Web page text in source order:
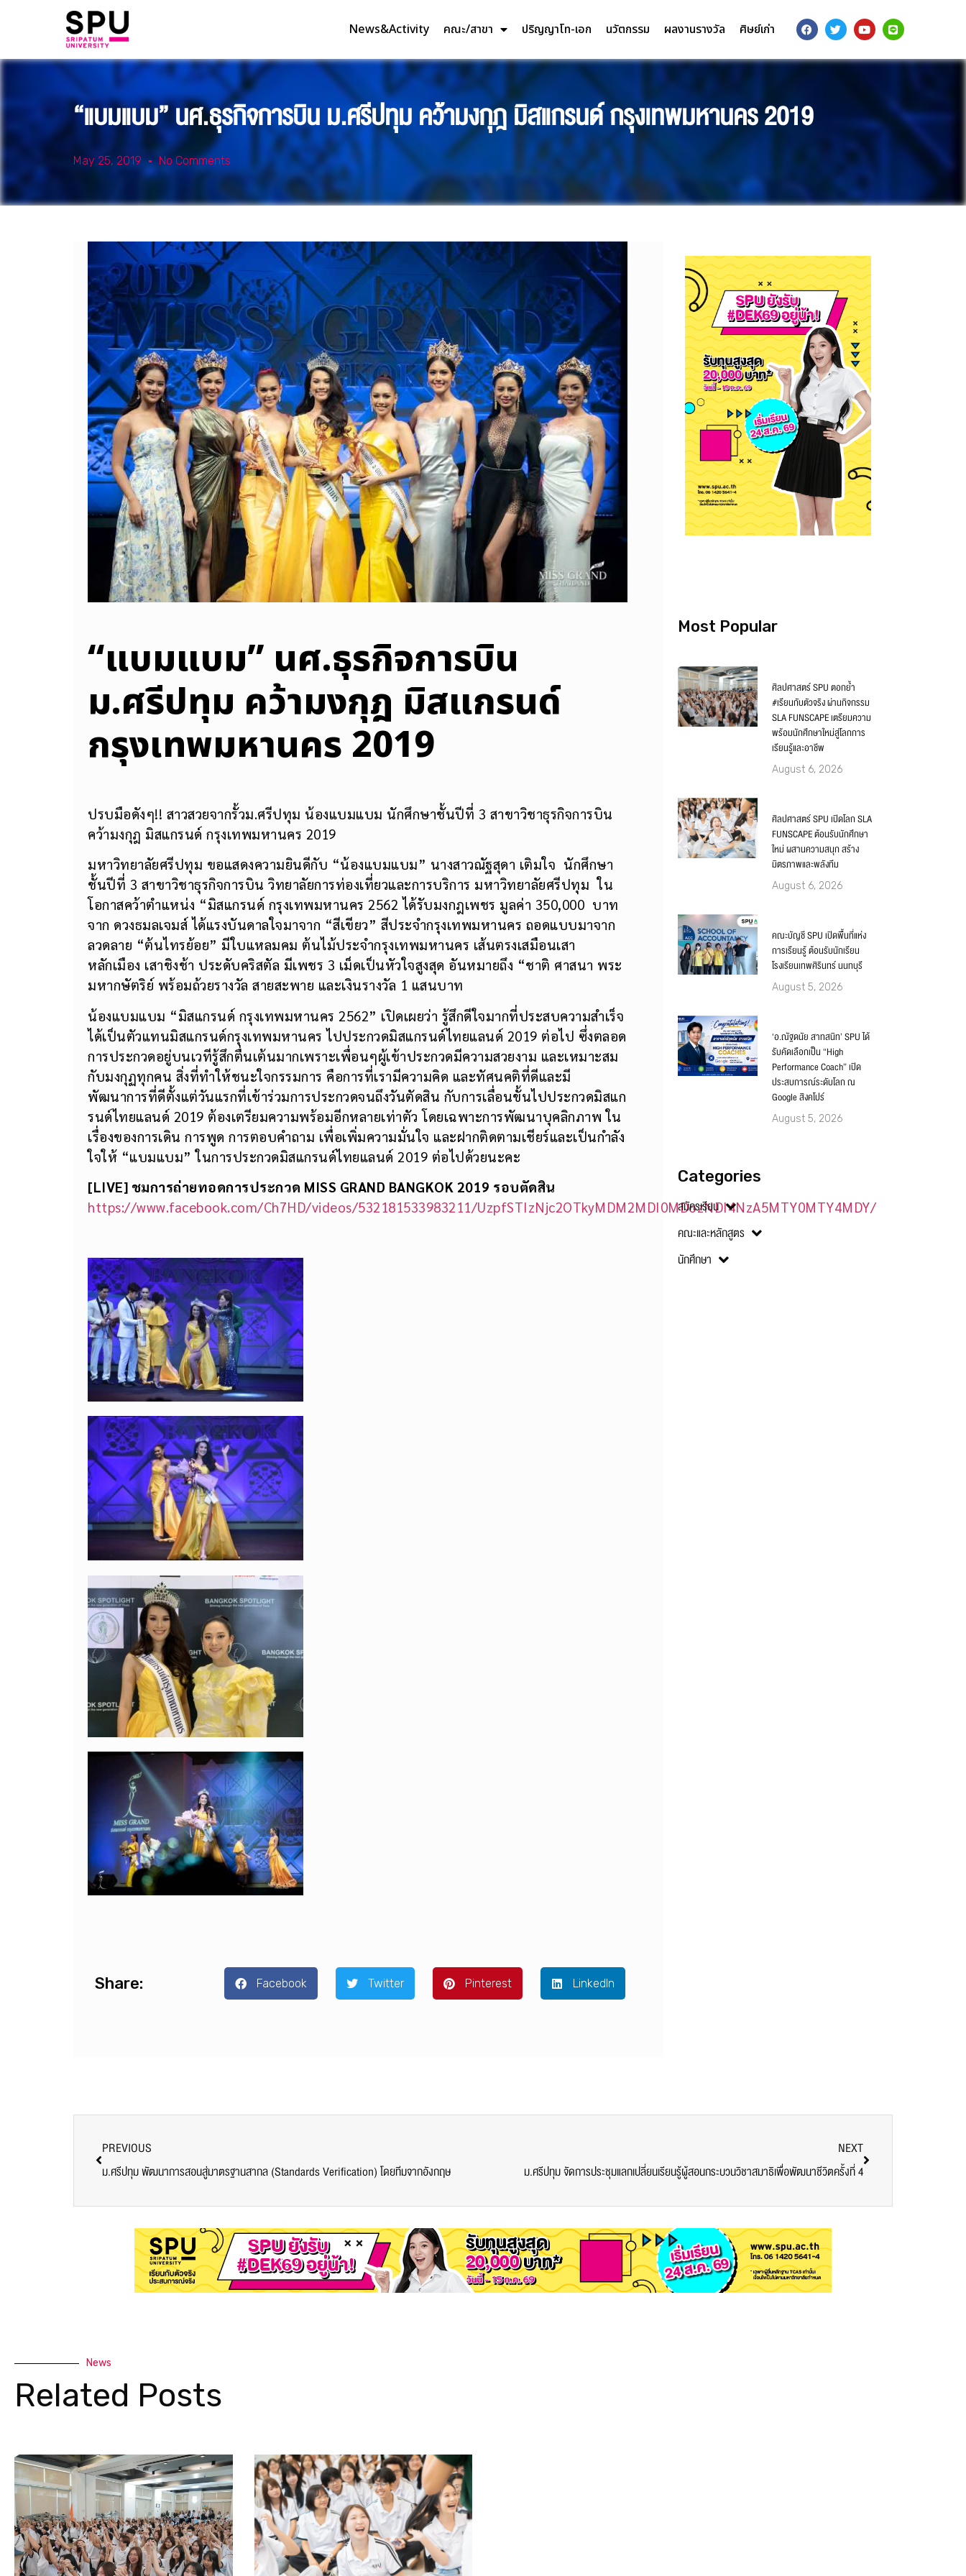
News&Activity คณะ/สาขา ปริญญาโท-เอก นวัตกรรม ผลงานรางวัล ศิษย์เก่า
“แบมแบม” นศ.ธุรกิจการบิน ม.ศรีปทุม คว้ามงกุฎ มิสแกรนด์ กรุงเทพมหานคร 2019
May 25, 2019 No Comments
“แบมแบม” นศ.ธุรกิจการบิน
ม.ศรีปทุม คว้ามงกุฎ มิสแกรนด์
กรุงเทพมหานคร 2019
ปรบมือดังๆ!! สาวสวยจากรั้วม.ศรีปทุม น้องแบมแบม นักศึกษาชั้นปีที่ 3 สาขาวิชาธุรกิจการบิน
คว้ามงกุฎ มิสแกรนด์ กรุงเทพมหานคร 2019
มหาวิทยาลัยศรีปทุม ขอแสดงความยินดีกับ “น้องแบมแบม” นางสาวณัฐสุดา เติมใจ นักศึกษา
ชั้นปีที่ 3 สาขาวิชาธุรกิจการบิน วิทยาลัยการท่องเที่ยวและการบริการ มหาวิทยาลัยศรีปทุม ใน
โอกาสคว้าตำแหน่ง “มิสแกรนด์ กรุงเทพมหานคร 2562 ได้รับมงกฎเพชร มูลค่า 350,000 บาท
จาก ดวงธมลเจมส์ ได้แรงบันดาลใจมาจาก “สีเขียว” สีประจำกรุงเทพมหานคร ถอดแบบมาจาก
ลวดลาย “ต้นไทรย้อย” มีใบแหลมคม ต้นไม้ประจำกรุงเทพมหานคร เส้นตรงเสมือนเสา
หลักเมือง เสาชิงช้า ประดับคริสตัล มีเพชร 3 เม็ดเป็นหัวใจสูงสุด อันหมายถึง “ชาติ ศาสนา พระ
มหากษัตริย์ พร้อมถ้วยรางวัล สายสะพาย และเงินรางวัล 1 แสนบาท
น้องแบมแบม “มิสแกรนด์ กรุงเทพมหานคร 2562” เปิดเผยว่า รู้สึกดีใจมากที่ประสบความสำเร็จ
ได้เป็นตัวแทนมิสแกรนด์กรุงเทพมหานคร ไปประกวดมิสแกรนด์ไทยแลนด์ 2019 ต่อไป ซึ่งตลอด
การประกวดอยู่บนเวทีรู้สึกตื่นเต้นมากเพราะเพื่อนๆผู้เข้าประกวดมีความสวยงาม และเหมาะสม
กับมงกุฏทุกคน สิ่งที่ทำให้ชนะใจกรรมการ คือการที่เรามีความคิด และทัศนคติที่ดีและมี
พัฒนาการที่ดีตั้งแต่วันแรกที่เข้าร่วมการประกวดจนถึงวันตัดสิน กับการเลื่อนขั้นไปประกวดมิสแก
รนด์ไทยแลนด์ 2019 ต้องเตรียมความพร้อมอีกหลายเท่าตัว โดยเฉพาะการพัฒนาบุคลิกภาพ ใน
เรื่องของการเดิน การพูด การตอบคำถาม เพื่อเพิ่มความมั่นใจ และฝากติดตามเชียร์และเป็นกำลัง
ใจให้ “แบมแบม” ในการประกวดมิสแกรนด์ไทยแลนด์ 2019 ต่อไปด้วยนะคะ
[LIVE] ชมการถ่ายทอดการประกวด MISS GRAND BANGKOK 2019 รอบตัดสิน
https://www.facebook.com/Ch7HD/videos/532181533983211/UzpfSTIzNjc2OTkyMDM2MDI0MDozNDI4NzA5MTY0MTY4MDY/
Share: Facebook Twitter Pinterest LinkedIn
Most Popular
ศิลปศาสตร์ SPU ตอกย้ำ
#เรียนกับตัวจริง ผ่านกิจกรรม
SLA FUNSCAPE เตรียมความ
พร้อมนักศึกษาใหม่สู่โลกการ
เรียนรู้และอาชีพ
August 6, 2026
ศิลปศาสตร์ SPU เปิดโลก SLA
FUNSCAPE ต้อนรับนักศึกษา
ใหม่ ผสานความสนุก สร้าง
มิตรภาพและพลังทีม
August 6, 2026
คณะบัญชี SPU เปิดพื้นที่แห่ง
การเรียนรู้ ต้อนรับนักเรียน
โรงเรียนเทพศิรินทร์ นนทบุรี
August 5, 2026
‘อ.ณัฐดนัย สาทสนิท’ SPU ได้
รับคัดเลือกเป็น “High
Performance Coach” เปิด
ประสบการณ์ระดับโลก ณ
Google สิงคโปร์
August 5, 2026
Categories
สมัครเรียน
คณะและหลักสูตร
นักศึกษา
PREVIOUS
ม.ศรีปทุม พัฒนาการสอนสู่มาตรฐานสากล (Standards Verification) โดยทีมจากอังกฤษ
NEXT
ม.ศรีปทุม จัดการประชุมแลกเปลี่ยนเรียนรู้ผู้สอนกระบวนวิชาสมาธิเพื่อพัฒนาชีวิตครั้งที่ 4
News
Related Posts